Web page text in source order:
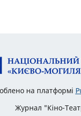
на платформі
Журнал "Кіно-